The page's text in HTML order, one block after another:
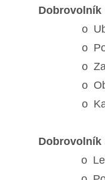
Dobrovolník
o
o
o
o
o
Dobrovolník
o